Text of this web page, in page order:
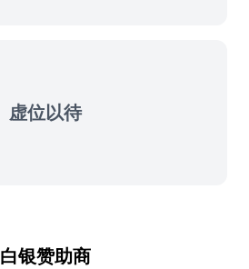
虚位以待
白银赞助商